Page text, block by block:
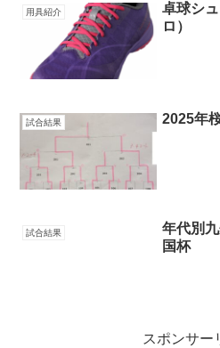
用具紹介
卓球シ
ロ）
試合結果 2025年
試合結果
年代別
国杯
スポンサー